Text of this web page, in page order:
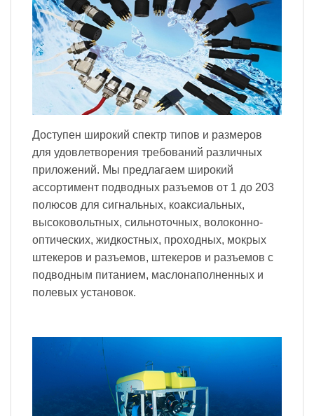
Доступен широкий спектр типов и размеров
для удовлетворения требований различных
приложений. Мы предлагаем широкий
ассортимент подводных разъемов от 1 до 203
полюсов для сигнальных, коаксиальных,
высоковольтных, сильноточных, волоконно-
оптических, жидкостных, проходных, мокрых
штекеров и разъемов, штекеров и разъемов с
подводным питанием, маслонаполненных и
полевых установок.